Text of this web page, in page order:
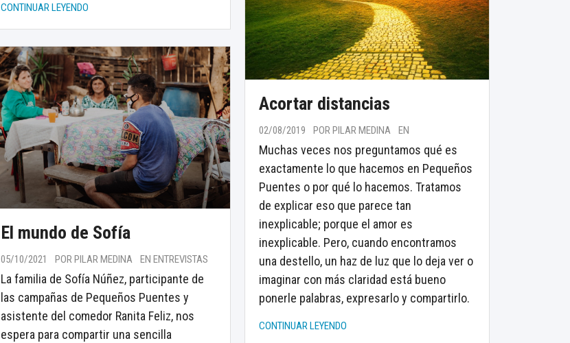
CONTINUAR LEYENDO
El mundo de Sofía
05/10/2021 POR PILAR MEDINA EN ENTREVISTAS
La familia de Sofía Núñez, participante de
las campañas de Pequeños Puentes y
asistente del comedor Ranita Feliz, nos
espera para compartir una sencilla
Acortar distancias
02/08/2019 POR PILAR MEDINA EN
Muchas veces nos preguntamos qué es
exactamente lo que hacemos en Pequeños
Puentes o por qué lo hacemos. Tratamos
de explicar eso que parece tan
inexplicable; porque el amor es
inexplicable. Pero, cuando encontramos
una destello, un haz de luz que lo deja ver o
imaginar con más claridad está bueno
ponerle palabras, expresarlo y compartirlo.
CONTINUAR LEYENDO